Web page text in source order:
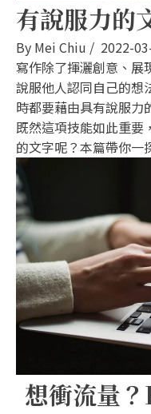
有說服力的
By Mei Chiu / 2022-
寫作除了揮灑創意、展
說服他人認同自己的想
時都要藉由具有說服力
既然這項技能如此重要
的文字呢？本篇帶你一
想衝流量